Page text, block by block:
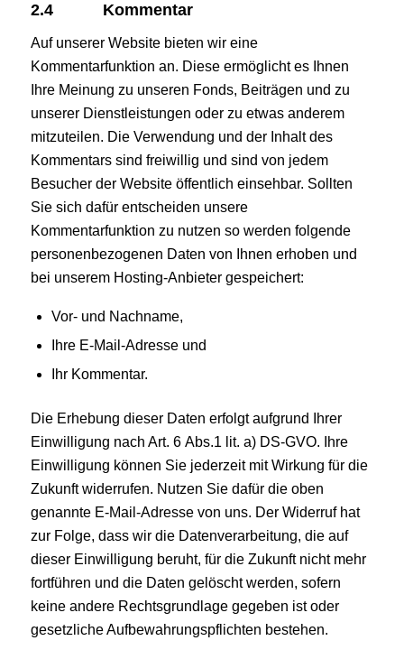
2.4 Kommentar
Auf unserer Website bieten wir eine
Kommentarfunktion an. Diese ermöglicht es Ihnen
Ihre Meinung zu unseren Fonds, Beiträgen und zu
unserer Dienstleistungen oder zu etwas anderem
mitzuteilen. Die Verwendung und der Inhalt des
Kommentars sind freiwillig und sind von jedem
Besucher der Website öffentlich einsehbar. Sollten
Sie sich dafür entscheiden unsere
Kommentarfunktion zu nutzen so werden folgende
personenbezogenen Daten von Ihnen erhoben und
bei unserem Hosting-Anbieter gespeichert:
Vor- und Nachname,
Ihre E-Mail-Adresse und
Ihr Kommentar.
Die Erhebung dieser Daten erfolgt aufgrund Ihrer
Einwilligung nach Art. 6 Abs.1 lit. a) DS-GVO. Ihre
Einwilligung können Sie jederzeit mit Wirkung für die
Zukunft widerrufen. Nutzen Sie dafür die oben
genannte E-Mail-Adresse von uns. Der Widerruf hat
zur Folge, dass wir die Datenverarbeitung, die auf
dieser Einwilligung beruht, für die Zukunft nicht mehr
fortführen und die Daten gelöscht werden, sofern
keine andere Rechtsgrundlage gegeben ist oder
gesetzliche Aufbewahrungspflichten bestehen.